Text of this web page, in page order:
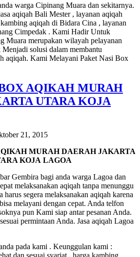
warga Cipinang Muara dan sekitarnya.
aqiqah Bali Mester , layanan aqiqah
aqiqah di Bidara Cina , layanan
Cimpedak . Kami Hadir Untuk
Muara merupakan wilayah pelayanan
solusi dalam membantu
aqiqah. Kami Melayani Paket Nasi Box
AQIKAH MURAH
UTARA KOJA
21, 2015
MURAHDAERAH JAKARTA
KOJA LAGOA
bagi anda warga Lagoa dan
melaksanakan aqiqah tanpa menunggu
segera melaksanakan aqiqah karena
melayani dengan cepat. Anda telfon
pun Kami siap antar pesanan Anda.
permintaan Anda. Jasa aqiqah Lagoa
pada kami . Keunggulan kami :